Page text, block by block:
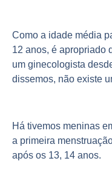
Como a idade média
12 anos, é apropriado
um ginecologista
dissemos, não existe
Há tivemos meninas
a primeira
após os 13, 14 anos.